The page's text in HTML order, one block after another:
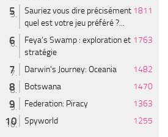
Sauriez vous dire précisément
quel est votre jeu préféré ?...
1811
Feya’s Swamp : exploration et
stratégie
1763
Darwin's Journey: Oceania
1482
Botswana
1470
Federation: Piracy
1363
Spyworld
1255